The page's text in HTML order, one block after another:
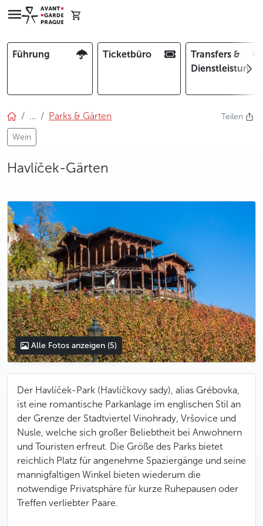
Führung Ticketbüro
Transfers &
… Parks & Gärten
Wein
Teilen
Havlíček-Gärten
photo 5
Alle Fotos anzeigen (5)
Der Havlíček-Park (Havlíčkovy sady), alias Grébovka,
ist eine romantische Parkanlage im englischen Stil an
der Grenze der Stadtviertel Vinohrady, Vršovice und
Nusle, welche sich großer Beliebtheit bei Anwohnern
und Touristen erfreut. Die Größe des Parks bietet
reichlich Platz für angenehme Spaziergänge und seine
mannigfaltigen Winkel bieten wiederum die
notwendige Privatsphäre für kurze Ruhepausen oder
Treffen verliebter Paare.